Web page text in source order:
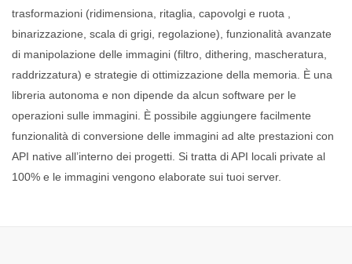
trasformazioni (ridimensiona, ritaglia, capovolgi e ruota ,
binarizzazione, scala di grigi, regolazione), funzionalità avanzate
di manipolazione delle immagini (filtro, dithering, mascheratura,
raddrizzatura) e strategie di ottimizzazione della memoria. È una
libreria autonoma e non dipende da alcun software per le
operazioni sulle immagini. È possibile aggiungere facilmente
funzionalità di conversione delle immagini ad alte prestazioni con
API native all’interno dei progetti. Si tratta di API locali private al
100% e le immagini vengono elaborate sui tuoi server.